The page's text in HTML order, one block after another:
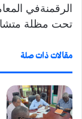
الرقمنةفي
تحت مظلة
مقالات ذات صلة